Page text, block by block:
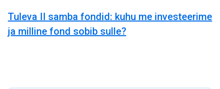
Tuleva II samba fondid: kuhu me investeerime
ja milline fond sobib sulle?